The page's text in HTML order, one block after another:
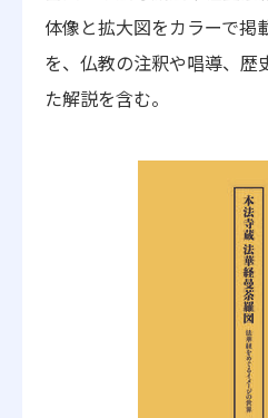
体像と拡大図をカラーで掲
を、仏教の注釈や唱導、 歴
た解説を含む。